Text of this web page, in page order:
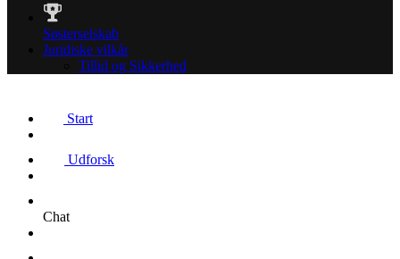
Søsterselskab
Juridiske vilkår
Tillid og Sikkerhed
Start
Udforsk
Chat